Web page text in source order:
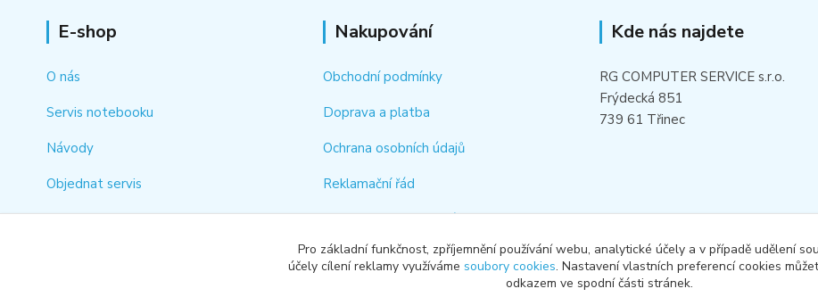
E-shop
O nás
Servis notebooku
Návody
Objednat servis
Kontakt
Nakupování
Obchodní podmínky
Doprava a platba
Ochrana osobních údajů
Reklamační řád
Jak rychle vyhledat náhradní díl
Odstoupení od smlouvy
Kde nás najdete
RG COMPUTER SERVICE s.r.o.
Frýdecká 851
739 61 Třinec
Pro základní funkčnost, zpříjemnění používání webu, analytické účely a v případě udělení
účely cílení reklamy využíváme soubory cookies. Nastavení vlastních preferencí cookies
odkazem ve spodní části stránek.